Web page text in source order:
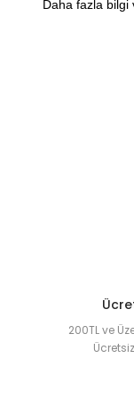
Daha fazla bilgi
200TL ve